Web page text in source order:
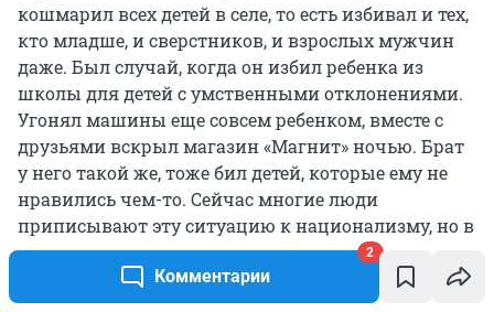
Комментарии
2
кошмарил всех детей в селе, то есть избивал и тех,
кто младше, и сверстников, и взрослых мужчин
даже. Был случай, когда он избил ребенка из
школы для детей с умственными отклонениями.
Угонял машины еще совсем ребенком, вместе с
друзьями вскрыл магазин «Магнит» ночью. Брат
у него такой же, тоже бил детей, которые ему не
нравились чем-то. Сейчас многие люди
приписывают эту ситуацию к национализму, но в
той группе были и калмыки, и чеченцы, и